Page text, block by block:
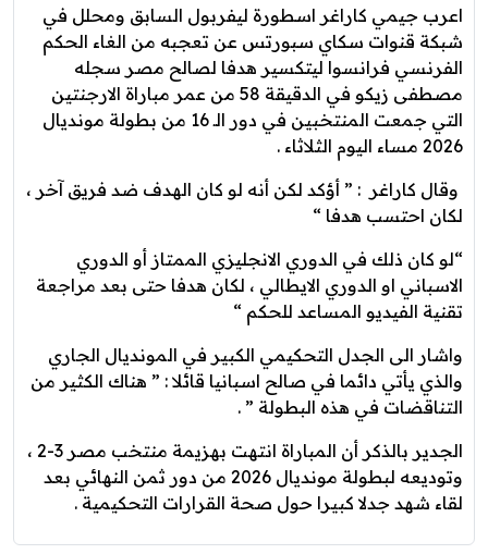
اعرب جيمي كاراغر اسطورة ليفربول السابق ومحلل في
شبكة قنوات سكاي سبورتس عن تعجبه من الغاء الحكم
الفرنسي فرانسوا ليتكسير هدفا لصالح مصر سجله
مصطفى زيكو في الدقيقة 58 من عمر مباراة الارجنتين
التي جمعت المنتخبين في دور الـ 16 من بطولة مونديال
2026 مساء اليوم الثلاثاء .
وقال كاراغر : ” أؤكد لكن أنه لو كان الهدف ضد فريق آخر ،
لكان احتسب هدفا “
“لو كان ذلك في الدوري الانجليزي الممتاز أو الدوري
الاسباني او الدوري الايطالي ، لكان هدفا حتى بعد مراجعة
تقنية الفيديو المساعد للحكم “
واشار الى الجدل التحكيمي الكبير في المونديال الجاري
والذي يأتي دائما في صالح اسبانيا قائلا : ” هناك الكثير من
التناقضات في هذه البطولة ” .
الجدير بالذكر أن المباراة انتهت بهزيمة منتخب مصر 3-2 ،
وتوديعه لبطولة مونديال 2026 من دور ثمن النهائي بعد
لقاء شهد جدلا كبيرا حول صحة القرارات التحكيمية .